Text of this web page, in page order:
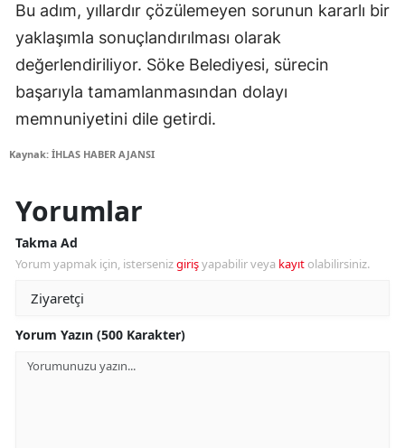
Bu adım, yıllardır çözülemeyen sorunun kararlı bir
yaklaşımla sonuçlandırılması olarak
değerlendiriliyor. Söke Belediyesi, sürecin
başarıyla tamamlanmasından dolayı
memnuniyetini dile getirdi.
Kaynak: İHLAS HABER AJANSI
Yorumlar
Takma Ad
Yorum yapmak için, istersenizgirişyapabilir veya kayıt olabilirsiniz.
Yorum Yazın (500 Karakter)